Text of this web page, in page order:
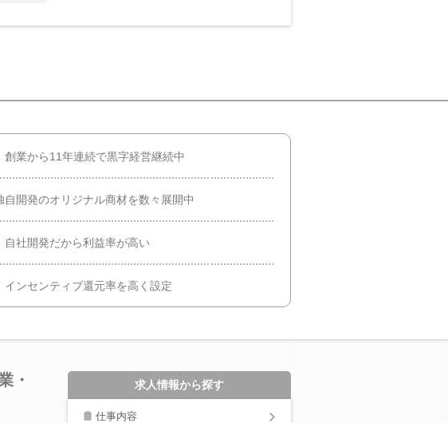
創業から11年連続で黒字経営継続中
自開発のオリジナル商材を数々展開中
自社開発だから利益率が高い
インセンティブ還元率を高く設定
・
求人情報から探す
仕事内容